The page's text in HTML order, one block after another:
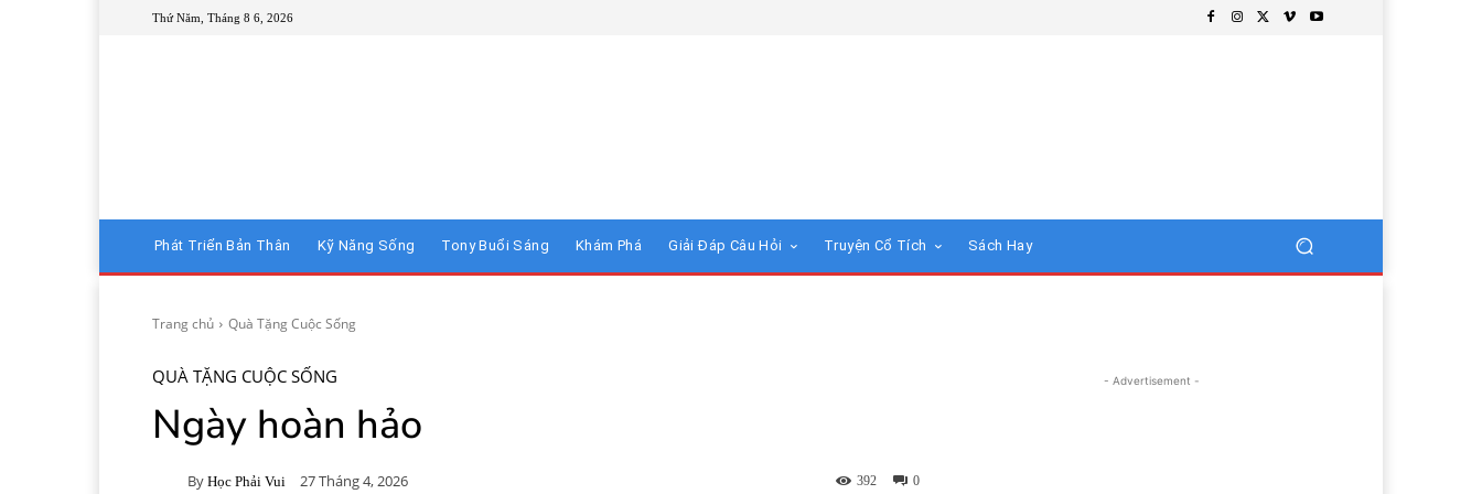
Thứ Năm, Tháng 8 6, 2026
Phát Triển Bản Thân Kỹ Năng Sống Tony Buổi Sáng Khám Phá Giải Đáp Câu Hỏi Truyện Cổ Tích Sách Hay
Trang chủ Quà Tặng Cuộc Sống
QUÀ TẶNG CUỘC SỐNG
Ngày hoàn hảo
By Học Phải Vui 27 Tháng 4, 2026 0
392
- Advertisement -